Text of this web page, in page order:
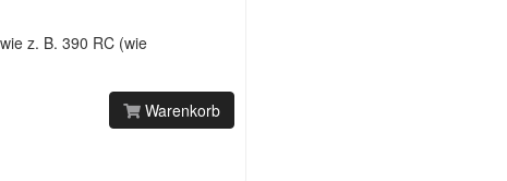
z. B. 390 RC (wie
Warenkorb